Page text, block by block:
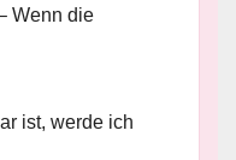
Wenn die
ist, werde ich